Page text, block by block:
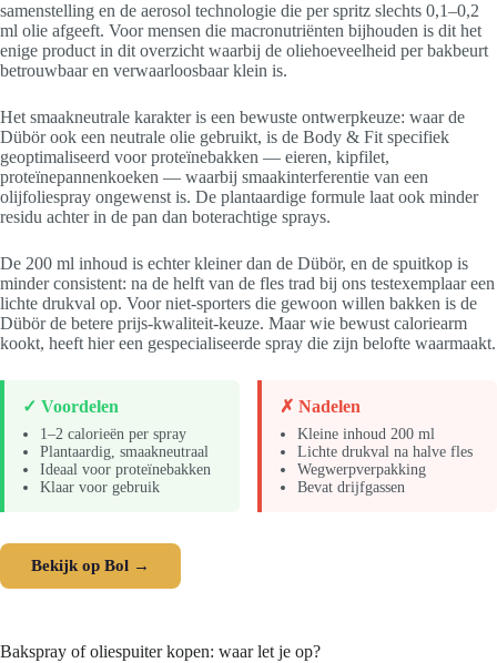
samenstelling en de aerosol technologie die per spritz slechts 0,1–0,2
ml olie afgeeft. Voor mensen die macronutriënten bijhouden is dit het
enige product in dit overzicht waarbij de oliehoeveelheid per bakbeurt
betrouwbaar en verwaarloosbaar klein is.
Het smaakneutrale karakter is een bewuste ontwerpkeuze: waar de
Dübör ook een neutrale olie gebruikt, is de Body & Fit specifiek
geoptimaliseerd voor proteïnebakken — eieren, kipfilet,
proteïnepannenkoeken — waarbij smaakinterferentie van een
olijfoliespray ongewenst is. De plantaardige formule laat ook minder
residu achter in de pan dan boterachtige sprays.
De 200 ml inhoud is echter kleiner dan de Dübör, en de spuitkop is
minder consistent: na de helft van de fles trad bij ons testexemplaar een
lichte drukval op. Voor niet-sporters die gewoon willen bakken is de
Dübör de betere prijs-kwaliteit-keuze. Maar wie bewust caloriearm
kookt, heeft hier een gespecialiseerde spray die zijn belofte waarmaakt.
✓ Voordelen
1–2 calorieën per spray
Plantaardig, smaakneutraal
Ideaal voor proteïnebakken
Klaar voor gebruik
✗ Nadelen
Kleine inhoud 200 ml
Lichte drukval na halve fles
Wegwerpverpakking
Bevat drijfgassen
Bekijk op Bol →
Bakspray of oliespuiter kopen: waar let je op?